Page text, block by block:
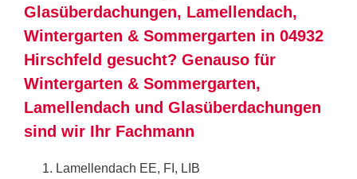
Glasüberdachungen, Lamellendach,
Wintergarten & Sommergarten in 04932
Hirschfeld gesucht? Genauso für
Wintergarten & Sommergarten,
Lamellendach und Glasüberdachungen
sind wir Ihr Fachmann
Lamellendach EE, FI, LIB